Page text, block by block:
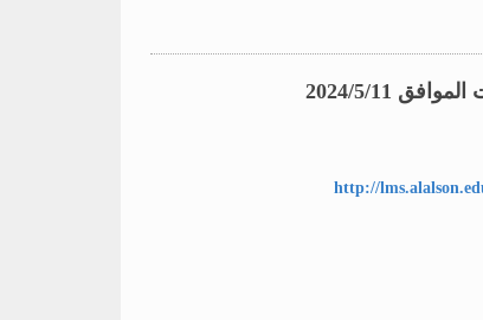
2024/5/11
http://